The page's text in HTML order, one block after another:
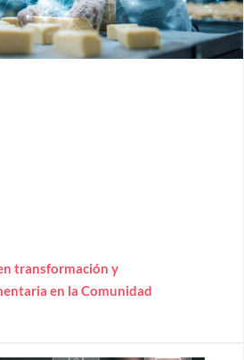
transformación y
en la Comunidad